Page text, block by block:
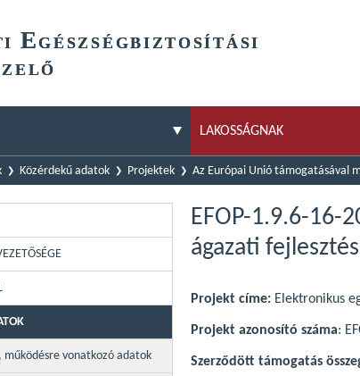
EGÉSZSÉGBIZTOSÍTÁSI
LAKOSSÁGNAK
Közérdekű adatok Projektek Az Európai Unió támogatásával
működésre vonatkozó adatok
EFOP-1.9.6-16-
ágazati
Projekt címe: Elektronikus
Projekt azonosító száma:
Szerződött támogatás